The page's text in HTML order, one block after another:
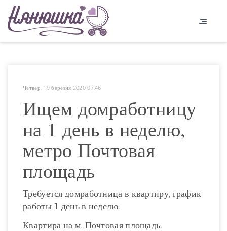
Четвер, 19 березня 2020 07:46
Ищем домработницу
на 1 день в неделю,
метро Почтовая
площадь
Требуется домработница в квартиру, график
работы 1 день в неделю.
Квартира на м. Почтовая площадь.